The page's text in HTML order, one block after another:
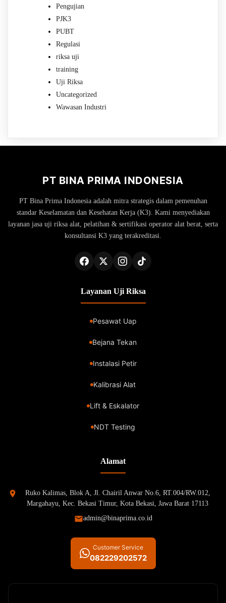
Pengujian
PJK3
PUBT
Regulasi
riksa uji
training
Uji Riksa
Uncategorized
Wawasan Industri
PT BINA PRIMA INDONESIA
PT Bina Prima Indonesia adalah mitra strategis dalam pemenuhan
standar Keselamatan dan Kesehatan Kerja (K3). Kami menyediakan
layanan jasa uji riksa alat, pelatihan & sertifikasi operator alat berat, serta
konsultansi K3 yang terakreditasi.
Layanan Uji Riksa
Pesawat Uap
Bejana Tekan
Instalasi Petir
Kalibrasi Alat
Lift & Eskalator
NDT Testing
Alamat
Ruko Kalimas, Blok A, Jl. Chairil Anwar No.6, RT.004/RW.012,
Margahayu, Kec. Bekasi Timur, Kota Bekasi, Jawa Barat 17113
admin@binaprima.co.id
Customer Service
082229202572